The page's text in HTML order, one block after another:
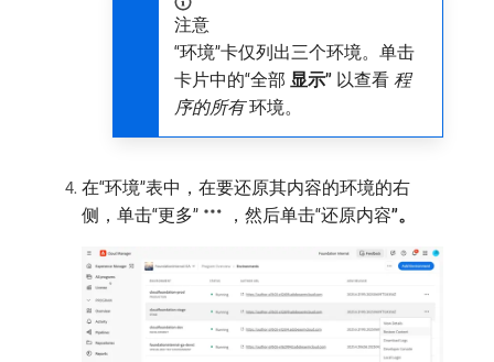
注意
“环境”​卡仅列出三个环境。单击
卡片中的“全部​ 显示” ​以查看​ 程
序的所有​环境。
在“环境”表中，在要还原其内容的环境的右
侧，单击“更多”
，然后单击“还原内容​”。